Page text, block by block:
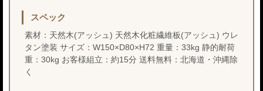
スペック
素材：天然木(アッシュ) 天然木化粧繊維板(アッシュ) ウレ
タン塗装 サイズ：W150×D80×H72 重量：33kg 静的耐荷
重：30kg お客様組立：約15分 送料無料：北海道・沖縄除
く